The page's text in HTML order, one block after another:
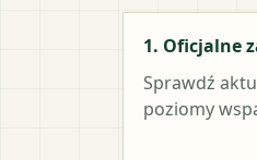
1. Oficjalne
Sprawdź
poziomy